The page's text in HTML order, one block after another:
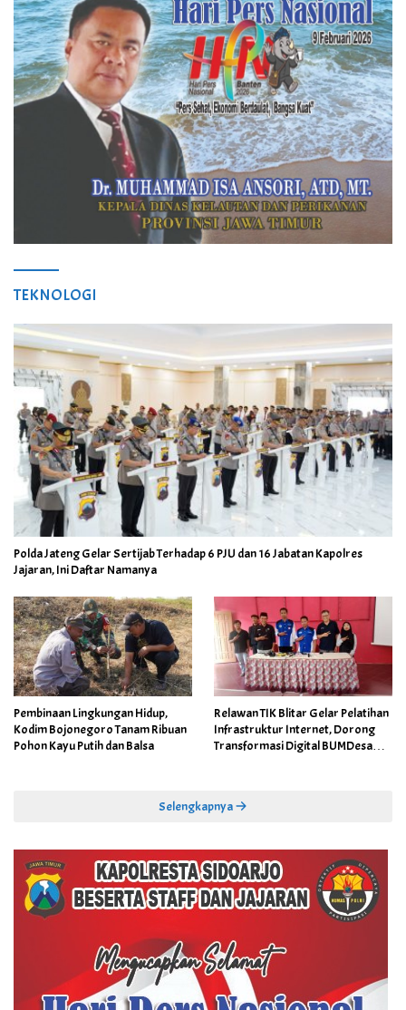
TEKNOLOGI
Polda Jateng Gelar Sertijab Terhadap 6 PJU dan 16 Jabatan Kapolres
Jajaran, Ini Daftar Namanya
Pembinaan Lingkungan Hidup,
Kodim Bojonegoro Tanam Ribuan
Pohon Kayu Putih dan Balsa
Relawan TIK Blitar Gelar Pelatihan
Infrastruktur Internet, Dorong
Transformasi Digital BUMDesa
Selengkapnya